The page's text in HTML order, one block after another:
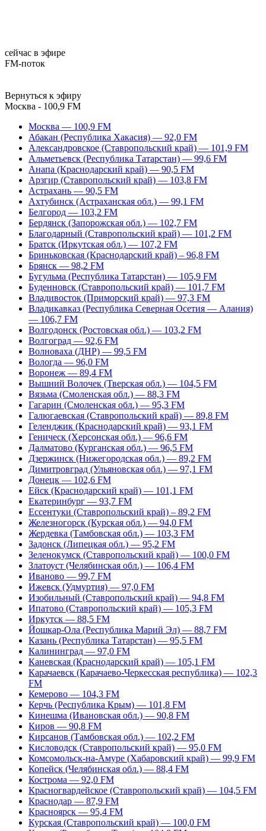
сейчас в эфире
FM-поток
Вернуться к эфиру
Москва - 100,9 FM
Москва — 100,9 FM
Абакан (Республика Хакасия) — 92,0 FM
Александровское (Ставропольский край) — 101,9 FM
Альметьевск (Республика Татарстан) — 99,6 FM
Анапа (Краснодарский край) — 90,5 FM
Арзгир (Ставропольский край) — 103,8 FM
Астрахань — 90,5 FM
Ахтубинск (Астраханская обл.) — 99,1 FM
Белгород — 103,2 FM
Бердянск (Запорожская обл.) — 102,7 FM
Благодарный (Ставропольский край) — 101,2 FM
Братск (Иркутская обл.) — 107,2 FM
Бриньковская (Краснодарский край) – 96,8 FM
Брянск — 98,2 FM
Бугульма (Республика Татарстан) — 105,9 FM
Буденновск (Ставропольский край) — 101,7 FM
Владивосток (Приморский край) — 97,3 FM
Владикавказ (Республика Северная Осетия — Алания)
— 106,7 FM
Волгодонск (Ростовская обл.) — 103,2 FM
Волгоград — 92,6 FM
Волноваха (ДНР) — 99,5 FM
Вологда — 96,0 FM
Воронеж — 89,4 FM
Вышний Волочек (Тверская обл.) — 104,5 FM
Вязьма (Смоленская обл.) — 88,3 FM
Гагарин (Смоленская обл.) — 95,3 FM
Галюгаевская (Ставропольский край) — 89,8 FM
Геленджик (Краснодарский край) — 93,1 FM
Геническ (Херсонская обл.) — 96,6 FM
Далматово (Курганская обл.) — 96,5 FM
Дзержинск (Нижегородская обл.) — 89,2 FM
Димитровград (Ульяновская обл.) — 97,1 FM
Донецк — 102,6 FM
Ейск (Краснодарский край) — 101,1 FM
Екатеринбург — 93,7 FM
Ессентуки (Ставропольский край) – 89,2 FM
Железногорск (Курская обл.) — 94,0 FM
Жердевка (Тамбовская обл.) — 103,3 FM
Задонск (Липецкая обл.) — 95,2 FM
Зеленокумск (Ставропольский край) — 100,0 FM
Златоуст (Челябинская обл.) — 106,4 FM
Иваново — 99,7 FM
Ижевск (Удмуртия) — 97,0 FM
Изобильный (Ставропольский край) — 94,8 FM
Ипатово (Ставропольский край) — 105,3 FM
Иркутск — 88,5 FM
Йошкар-Ола (Республика Марий Эл) — 88,7 FM
Казань (Республика Татарстан) — 95,5 FM
Калининград — 97,0 FM
Каневская (Краснодарский край) — 105,1 FM
Карачаевск (Карачаево-Черкесская республика) — 102,3
FM
Кемерово — 104,3 FM
Керчь (Республика Крым) — 101,8 FM
Кинешма (Ивановская обл.) — 90,8 FM
Киров — 90,8 FM
Кирсанов (Тамбовская обл.) — 102,2 FM
Кисловодск (Ставропольский край) — 95,0 FM
Комсомольск-на-Амуре (Хабаровский край) — 99,9 FM
Копейск (Челябинская обл.) — 88,4 FM
Кострома — 92,0 FM
Красногвардейское (Ставропольский край) — 104,5 FM
Краснодар — 87,9 FM
Красноярск — 95,4 FM
Курская (Ставропольский край) — 100,0 FM